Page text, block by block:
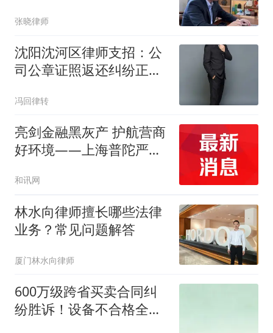
吗？
张晓律师
沈阳沈河区律师支招：公
司公章证照返还纠纷正确
冯回律转
亮剑金融黑灰产 护航营商
好环境——上海普陀严
筑牢金融法治屏障
和讯网
林水向律师擅长哪些法律
业务？常见问题解答
厦门林水向律师
600万级跨省买卖合同纠
纷胜诉！设备不合格全额